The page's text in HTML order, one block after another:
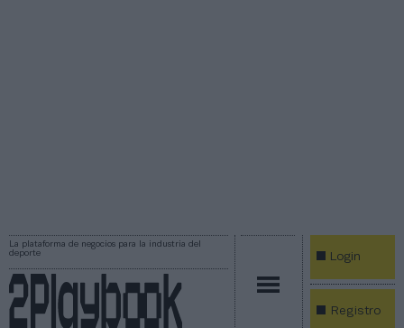
La plataforma de negocios para la industria del
deporte
Login
Registro